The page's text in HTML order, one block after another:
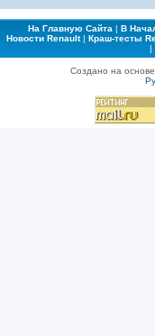
На Главную Сайта | В
Новости Renault| Краш-тесты
|
Создано на основе